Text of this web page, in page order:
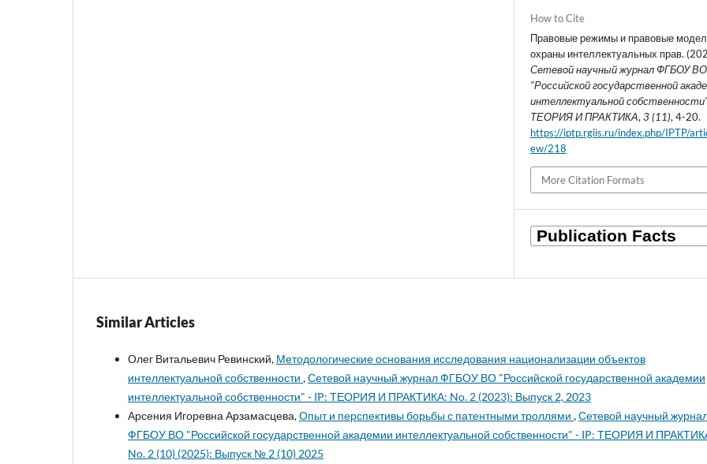
How to Cite
Правовые режимы и правовые
охраны интеллектуальных прав.
Сетевой научный журнал ФГБОУ ВО
"Российской государственной
интеллектуальной
ТЕОРИЯ И ПРАКТИКА,3 (11), 4-20.
https://iptp.rgiis.ru/index.php/IPTP/
ew/218
More Citation Formats
Similar Articles
Олег Витальевич Ревинский, Методологические основания исследования национализации объектов
интеллектуальной собственности ,Сетевой научный журнал ФГБОУ ВО "Российской государственной академии
интеллектуальной собственности" - IP: ТЕОРИЯ И ПРАКТИКА: No. 2 (2023): Выпуск 2, 2023
Арсения Игоревна Арзамасцева,Опыт и перспективы борьбы с патентными троллями ,Сетевой научный
ФГБОУ ВО "Российской государственной академии интеллектуальной собственности" - IP: ТЕОРИЯ И
No. 2 (10) (2025): Выпуск № 2 (10) 2025